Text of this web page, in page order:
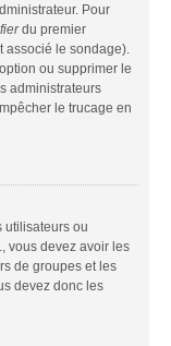
Pour
du premier
associé le sondage).
ou supprimer le
administrateurs
le trucage en
utilisateurs ou
vous devez avoir les
de groupes et les
devez donc les